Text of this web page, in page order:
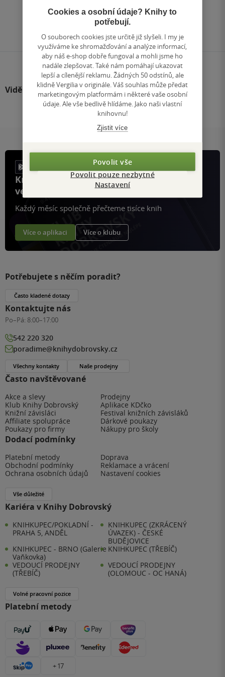
1
Přejít
na
stránku
/ 1
Viděli jste
Knihy, recenze a klubové výhody
ve vaší kapse a naší appce KDčko
Každý měsíc společně přečteme tisíce knih
Více o aplikaci Více o klubu
Často navštěvované
Akce a slevy
Prodejny
Klub Knihy Dobrovský
Aplikace KDčko
Knižní závisláci
Festival knižních závisláků
Affiliate spolupráce
Dárkové poukazy
Poukazy pro firmy
Nákupy pro školy
Dodací podmínky
Platební metody
Doprava
Obchodní podmínky
Reklamace a vrácení
Ochrana osobních údajů
Nastavení cookies
Vše důležité
Kariéra v Knihy Dobrovský
KNIHKUPEC/POKLADNÍ -
PRAHA 5, ANDĚL
KNIHKUPEC (ZKRÁCENÝ
ÚVAZEK) - ČESKÉ
BUDĚJOVICE
KNIHKUPEC - BRNO (Galerie
Vaňkovka)
KNIHKUPEC (TŘEBÍČ)
VEDOUCÍ PRODEJNY
(TŘEBÍČ)
VEDOUCÍ PRODEJNY
(OLOMOUC - OC HANÁ)
Volné pracovní pozice
Platební metody
+ 17
Potřebujete s něčím poradit?
Často kladené dotazy
Kontaktujte nás
Po–Pá: 8:00–17:00
542 220 320
poradime@knihydobrovsky.cz
Všechny kontakty Naše prodejny
Cookies a osobní údaje? Knihy to
potřebují.
O souborech cookies jste určitě již slyšeli. I my je
využíváme ke shromažďování a analýze informací,
aby náš e-shop dobře fungoval a mohli jsme ho
nadále zlepšovat. Také nám pomáhají ukazovat
lepší a cílenější reklamu. Žádných 50 odstínů, ale
klidně Vergilia v originále. Váš souhlas může předat
marketingovým platformám i některé vaše osobní
údaje. Ale vše bedlivě hlídáme. Jako naši vlastní
knihovnu!
Zjistit více
Povolit vše
Povolit pouze nezbytné
Nastavení